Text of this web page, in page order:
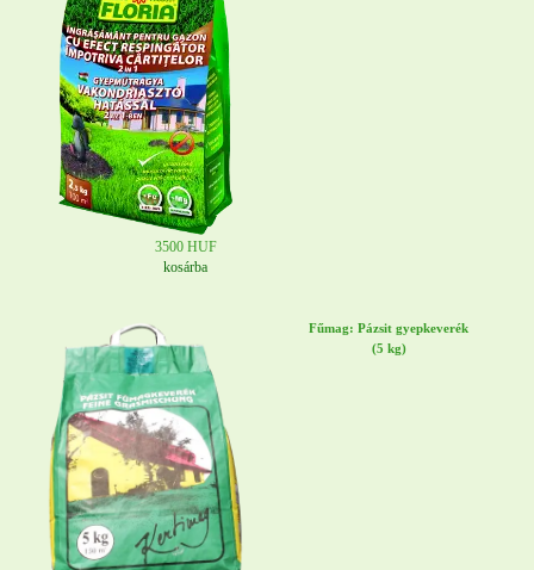
3500 HUF
kosárba
Fűmag: Pázsit gyepkeverék
(5 kg)